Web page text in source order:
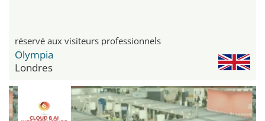
réservé aux visiteurs professionnels
Olympia
Londres